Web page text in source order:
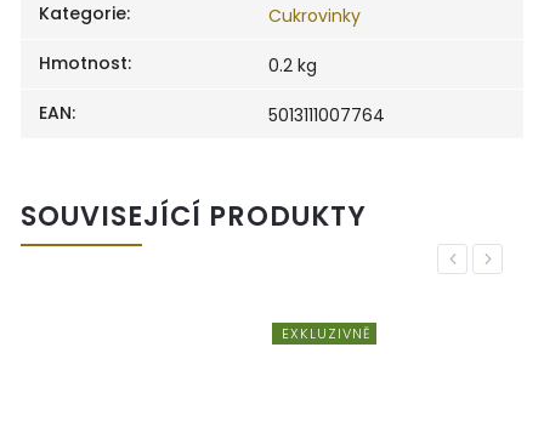
Kategorie:
Cukrovinky
Hmotnost:
0.2 kg
EAN: 5013111007764
SOUVISEJÍCÍ PRODUKTY
Previous
EXKLUZIVNĚ
Next